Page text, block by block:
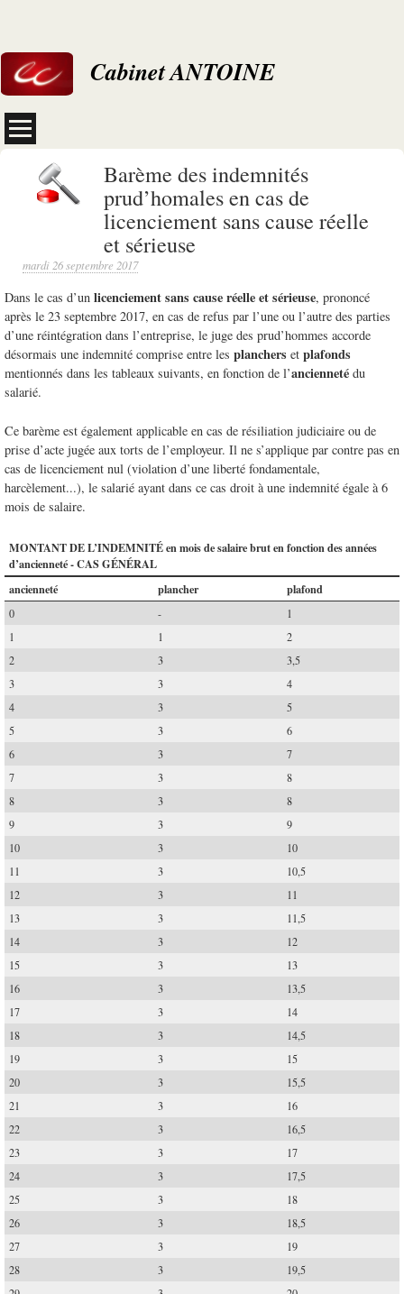
Cabinet ANTOINE
Barème des indemnités
prud’homales en cas de
licenciement sans cause réelle
et sérieuse
mardi 26 septembre 2017
Dans le cas d’un licenciement sans cause réelle et sérieuse, prononcé
après le 23 septembre 2017, en cas de refus par l’une ou l’autre des parties
d’une réintégration dans l’entreprise, le juge des prud’hommes accorde
désormais une indemnité comprise entre les planchers et plafonds
mentionnés dans les tableaux suivants, en fonction de l’ancienneté du
salarié.
Ce barème est également applicable en cas de résiliation judiciaire ou de
prise d’acte jugée aux torts de l’employeur. Il ne s’applique par contre pas en
cas de licenciement nul (violation d’une liberté fondamentale,
harcèlement...), le salarié ayant dans ce cas droit à une indemnité égale à 6
mois de salaire.
MONTANT DE L’INDEMNITÉ en mois de salaire brut en fonction des années
d’ancienneté - CAS GÉNÉRAL
ancienneté
plancher plafond
0 -
1
1
1
2
2
3
3,5
3
3
4
4
3
5
5
3
6
6
3
7
7
3
8
8
3
8
9
3
9
10
3
10
11
3
10,5
12
3
11
13
3
11,5
14
3
12
15
3
13
16
3
13,5
17
3
14
18
3
14,5
19
3
15
20
3
15,5
21
3
16
22
3
16,5
23
3
17
24
3
17,5
25
3
18
26
3
18,5
27
3
19
28
3
19,5